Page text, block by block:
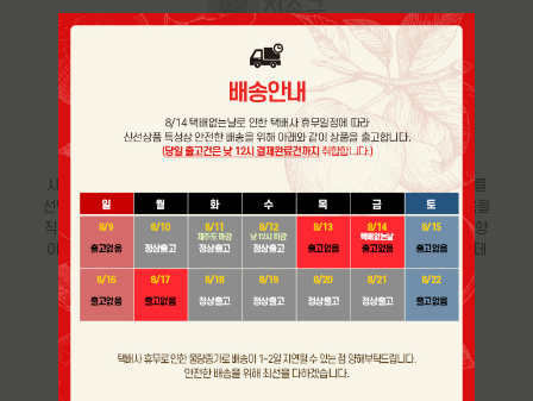
GOOD CHOICE & STORAGE
맛있는 사과 고르는 방법 및
보관 요령
사과의 경우, 표면이 매끈매끈 반짝거리는 것보다 다소 거친 느낌의 사과를
선택하는 것이 좋고 전체적으로 붉은 색을 띄는 것이 좋습니다. 또한, 과육을
직접 만졌을 때, 단단하고 묵직한 느낌으로 향이 지나치게 짙은 사과보다 향
이 은은한 사과가 좋습니다. 사과는 호흡을 하면서 에틸렌 가스를 내뿜는데
다른 과일을 빨리 익게 만드므로 분리해 보관하시는 것이 좋습니다.
>